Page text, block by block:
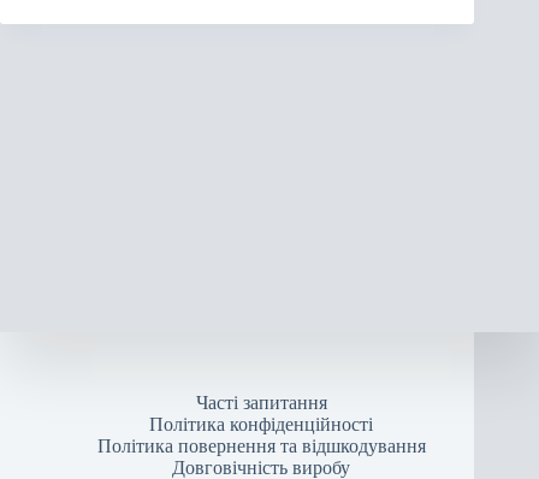
Часті запитання
Політика конфіденційності
Політика повернення та відшкодування
Довговічність виробу